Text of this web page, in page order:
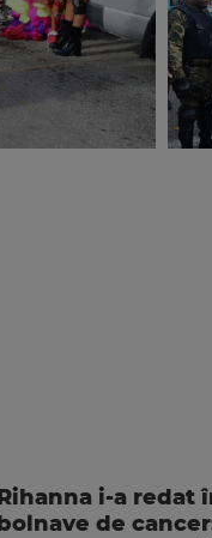
Rihanna i-a redat
bolnave de